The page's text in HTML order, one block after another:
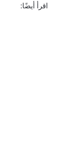
اقرأ أيضًا: